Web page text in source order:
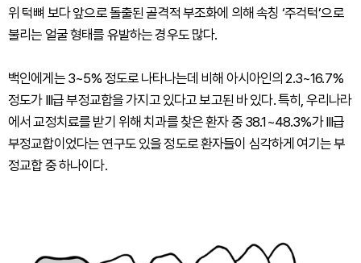
위 턱뼈 보다 앞으로 돌출된 골격적 부조화에 의해 속칭 ‘주걱턱’으로
불리는 얼굴 형태를 유발하는 경우도 많다.
백인에게는 3~5% 정도로 나타나는데 비해 아시아인의 2.3~16.7%
정도가 III급 부정교합을 가지고 있다고 보고된 바 있다. 특히, 우리나라
에서 교정치료를 받기 위해 치과를 찾은 환자 중 38.1~48.3%가 III급
부정교합이었다는 연구도 있을 정도로 환자들이 심각하게 여기는 부
정교합 중 하나이다.